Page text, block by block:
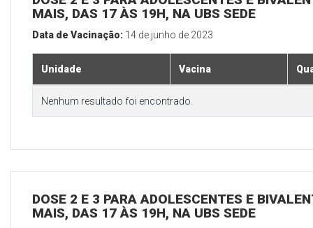
MAIS, DAS 17 ÀS 19H, NA UBS SEDE
Data de Vacinação: 14 de junho de 2023
Unidade Vacina
Nenhum resultado foi encontrado.
DOSE 2 E 3 PARA ADOLESCENTES E
MAIS, DAS 17 ÀS 19H, NA UBS SEDE